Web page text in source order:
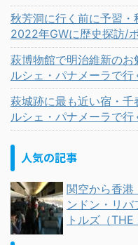
秋芳洞に行く前に予習・
2022年GWに歴史探訪/
萩博物館で明治維新の
ルシェ・パナメーラで行
萩城跡に最も近い宿・
ルシェ・パナメーラで行
人気の記事
関空から香港
ンドン・リ
トルズ（THE